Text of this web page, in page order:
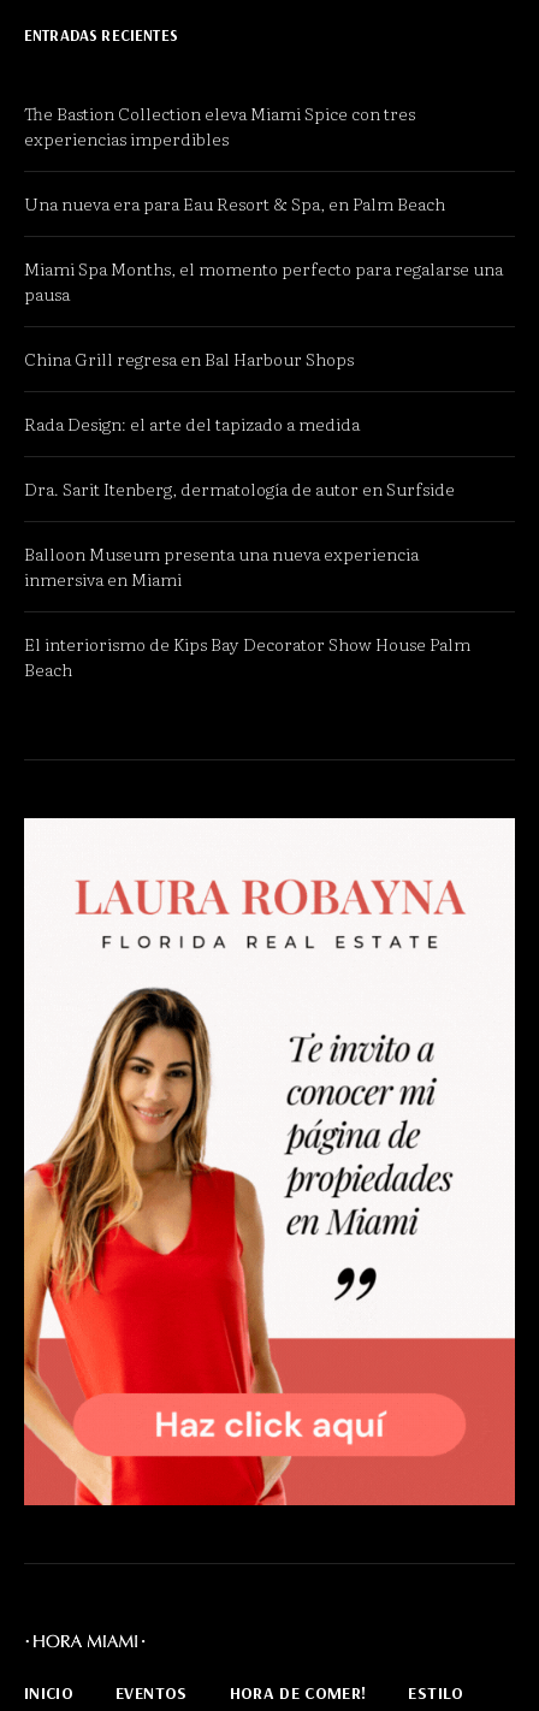
ENTRADAS RECIENTES
The Bastion Collection eleva Miami Spice con tres
experiencias imperdibles
Una nueva era para Eau Resort & Spa, en Palm Beach
Miami Spa Months, el momento perfecto para regalarse una
pausa
China Grill regresa en Bal Harbour Shops
Rada Design: el arte del tapizado a medida
Dra. Sarit Itenberg, dermatología de autor en Surfside
Balloon Museum presenta una nueva experiencia
inmersiva en Miami
El interiorismo de Kips Bay Decorator Show House Palm
Beach
INICIO EVENTOS HORA DE COMER! ESTILO